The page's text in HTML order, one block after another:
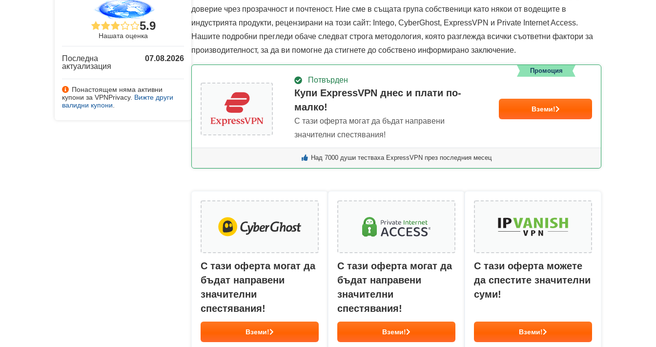
5.9
Нашата оценка
Последна
актуализация
07.08.2026
Понастоящем няма активни
купони за VPNPrivacy. Вижте други
валидни купони
доверие чрез прозрачност и почтеност. Ние сме в същата група собственици като някои от водещите в
индустрията продукти, рецензирани на този сайт: Intego, CyberGhost, ExpressVPN и Private Internet Access.
Нашите подробни прегледи обаче следват строга методология, която разглежда всички съответни фактори за
производителност, за да ви помогне да стигнете до собствено информирано заключение.
Потвърден
Купи ExpressVPN днес и плати по-
малко!
С тази оферта могат да бъдат направени
значителни спестявания!
Вземи!
Промоция
Над 7000 души тестваха ExpressVPN през последния месец
С тази оферта могат да
бъдат направени
значителни
спестявания!
Вземи!
С тази оферта могат да
бъдат направени
значителни
спестявания!
Вземи!
С тази оферта можете
да спестите значителни
суми!
Вземи!